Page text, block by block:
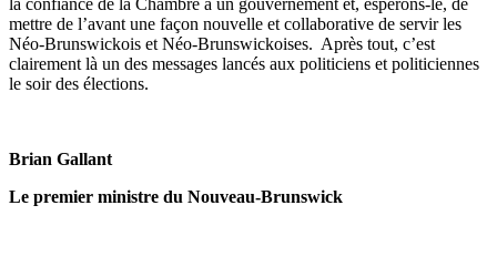
la confiance de la Chambre à un gouvernement et, espérons-le, de
mettre de l’avant une façon nouvelle et collaborative de servir les
Néo-Brunswickois et Néo-Brunswickoises. Après tout, c’est
clairement là un des messages lancés aux politiciens et politiciennes
le soir des élections.
Brian Gallant
Le premier ministre du Nouveau-Brunswick